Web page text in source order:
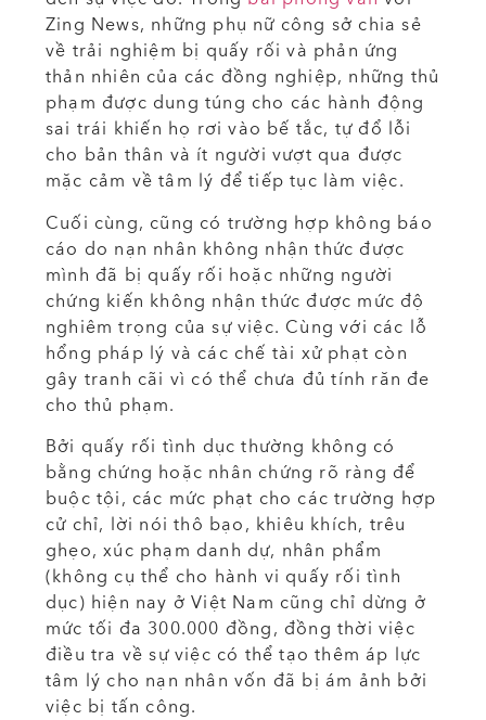
Zing News, những phụ nữ công sở chia sẻ
về trải nghiệm bị quấy rối và phản ứng
thản nhiên của các đồng nghiệp, những thủ
phạm được dung túng cho các hành động
sai trái khiến họ rơi vào bế tắc, tự đổ lỗi
cho bản thân và ít người vượt qua được
mặc cảm về tâm lý để tiếp tục làm việc.
Cuối cùng, cũng có trường hợp không báo
cáo do nạn nhân không nhận thức được
mình đã bị quấy rối hoặc những người
chứng kiến không nhận thức được mức độ
nghiêm trọng của sự việc. Cùng với các lỗ
hổng pháp lý và các chế tài xử phạt còn
gây tranh cãi vì có thể chưa đủ tính răn đe
cho thủ phạm.
Bởi quấy rối tình dục thường không có
bằng chứng hoặc nhân chứng rõ ràng để
buộc tội, các mức phạt cho các trường hợp
cử chỉ, lời nói thô bạo, khiêu khích, trêu
ghẹo, xúc phạm danh dự, nhân phẩm
(không cụ thể cho hành vi quấy rối tình
dục) hiện nay ở Việt Nam cũng chỉ dừng ở
mức tối đa 300.000 đồng, đồng thời việc
điều tra về sự việc có thể tạo thêm áp lực
tâm lý cho nạn nhân vốn đã bị ám ảnh bởi
việc bị tấn công.